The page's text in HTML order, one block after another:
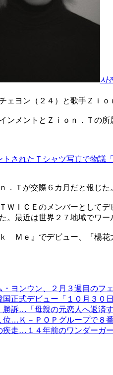
사
ェヨン（２４）と歌手Ｚｉ
ンメントとＺｉｏｎ．Ｔ
されたＴシャツ写真で物議
．Ｔが交際６カ月だと報じ
ＷＩＣＥのメンバーとし
。最近は世界２７地域でワ
Ｍｅ』でデビュー、『楊
ヨンウン、２月３週目のフ
正式デビュー「１０月３０
訴…「母親の元恋人へ返済す
位…Ｋ－ＰＯＰグループで８
疾走…１４年前のワンダーガ